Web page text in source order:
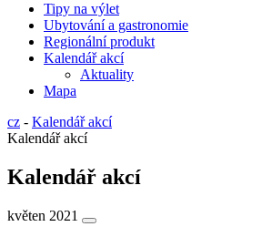
Tipy na výlet
Ubytování a gastronomie
Regionální produkt
Kalendář akcí
Aktuality
Mapa
cz - Kalendář akcí
Kalendář akcí
Kalendář akcí
květen 2021